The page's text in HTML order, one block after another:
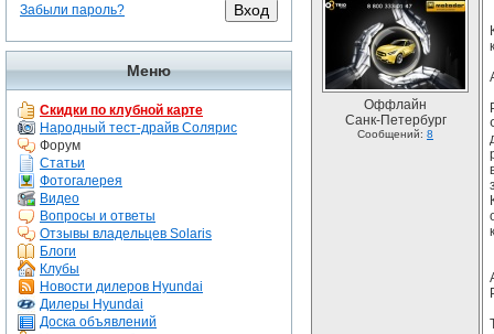
Забыли пароль?
Меню
Скидки по клубной карте
Народный тест-драйв Солярис
Форум
Статьи
Фотогалерея
Видео
Вопросы и ответы
Отзывы владельцев Solaris
Блоги
Клубы
Новости дилеров Hyundai
Дилеры Hyundai
Доска объявлений
Оффлайн
Санк-Петербург
Сообщений: 8